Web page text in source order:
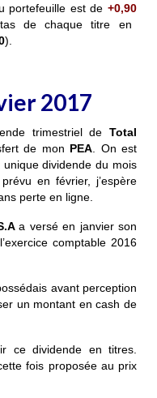
portefeuille est de+0,90
de chaque titre en
).
2017
trimestriel de Total
de mon PEA. On est
dividende du mois
en février, j’espère
perte en ligne.
a versé en janvier son
comptable 2016
avant perception
un montant en cash de
ce dividende en titres.
fois proposée au prix